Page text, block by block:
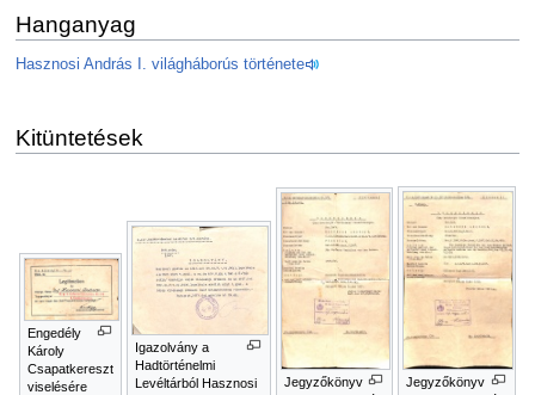
Hanganyag
Hasznosi András I. világháborús története
Kitüntetések
Engedély
Károly
Csapatkereszt
viselésére
Igazolvány a
Hadtörténelmi
Levéltárból Hasznosi
Jegyzőkönyv
Jegyzőkönyv